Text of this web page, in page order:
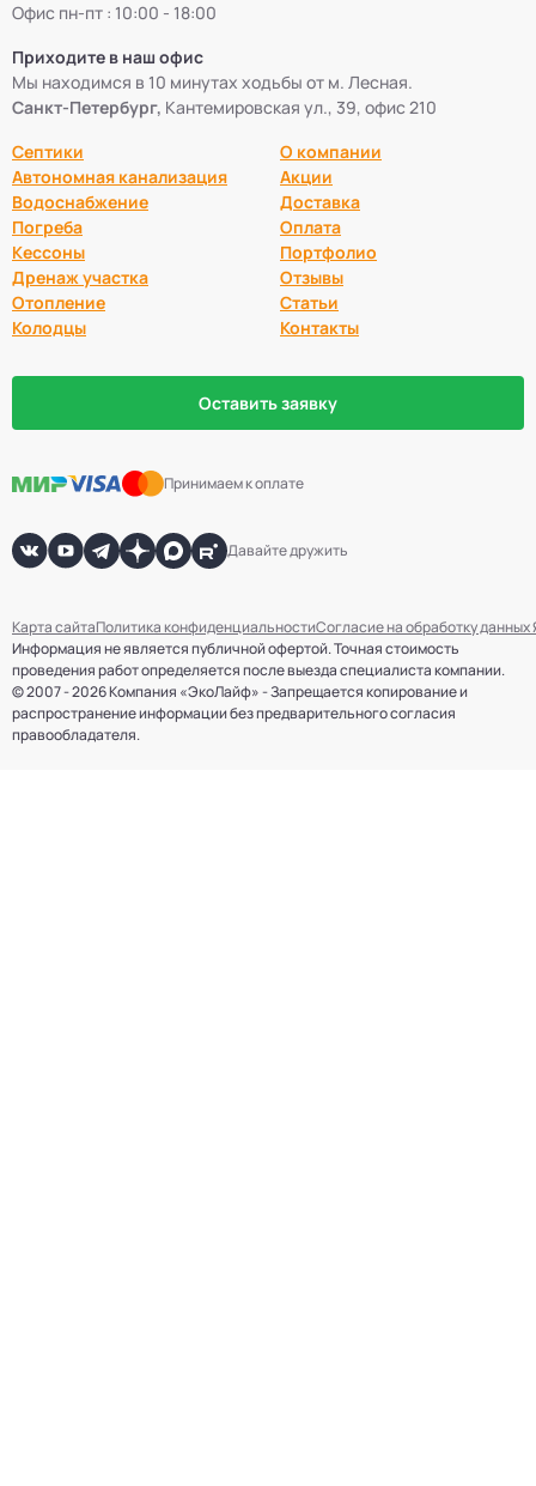
Офис пн-пт : 10:00 - 18:00
Приходите в наш офис
Мы находимся в 10 минутах ходьбы от м. Лесная.
Санкт-Петербург, Кантемировская ул., 39, офис 210
Септики
Автономная канализация
Водоснабжение
Погреба
Кессоны
Дренаж участка
Отопление
Колодцы
О компании
Акции
Доставка
Оплата
Портфолио
Отзывы
Статьи
Контакты
Оставить заявку
Принимаем к оплате
Давайте дружить
Информация не является публичной офертой. Точная стоимость
проведения работ определяется после выезда специалиста компании.
© 2007 - 2026 Компания «ЭкоЛайф» - Запрещается копирование и
распространение информации без предварительного согласия
правообладателя.
Карта сайтаПолитика конфиденциальностиСогласие на обработку